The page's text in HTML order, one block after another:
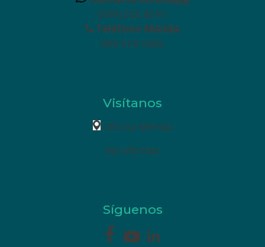
(999) 505 8541
Teléfono Mérida
999 574 1885
Visítanos
Oficina Mérida
Ver oficinas.
Síguenos